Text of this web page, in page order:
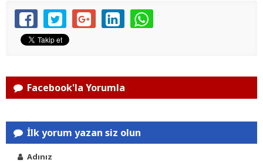
Facebook'la Yorumla
İlk yorum yazan siz olun
Adınız